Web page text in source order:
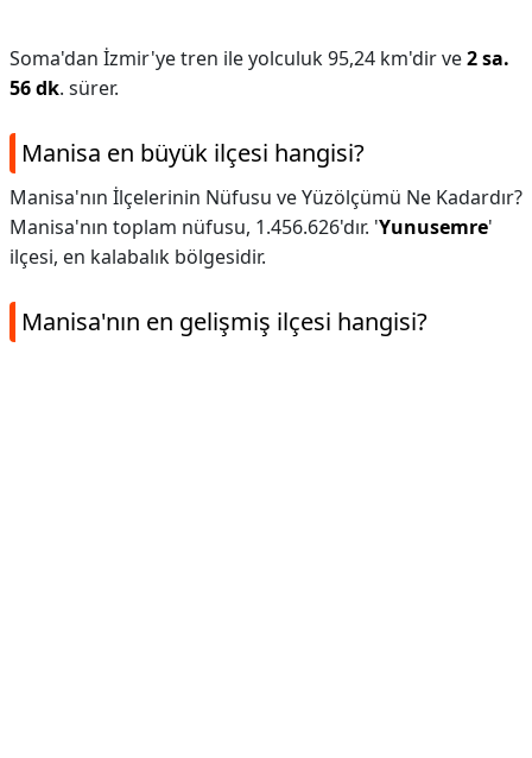
Soma'dan İzmir'ye tren ile yolculuk 95,24 km'dir ve2 sa.
56 dk. sürer.
Manisa en büyük ilçesi hangisi?
Manisa'nın İlçelerinin Nüfusu ve Yüzölçümü Ne Kadardır?
Manisa'nın toplam nüfusu, 1.456.626'dır. 'Yunusemre'
ilçesi, en kalabalık bölgesidir.
Manisa'nın en gelişmiş ilçesi hangisi?